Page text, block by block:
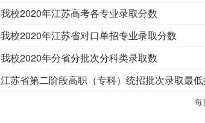
我校2020年江苏高考各专业录取分数
我校2020年江苏省对口单招专业录取分数
我校2020年分省分批次分科类录取数
江苏省第二阶段高职（专科）统招批次录取最
每